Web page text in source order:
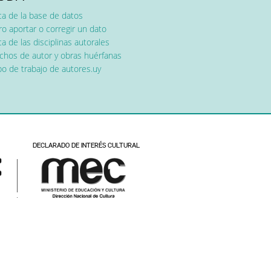
de la base de datos
aportar o corregir un dato
de las disciplinas autorales
de autor y obras huérfanas
de trabajo de autores.uy